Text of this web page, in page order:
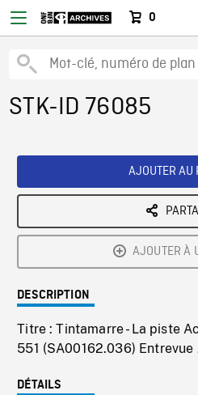
0
STK-ID 76085
AJOUTER AU
AJOUTER À
DESCRIPTION
Titre : Tintamarre - La piste
551 (SA00162.036) Entrevue
DÉTAILS